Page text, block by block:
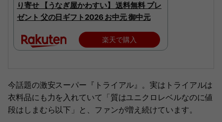
り寄せ 【うなぎ屋かわすい】 送料無料 プレ
ゼント 父の日ギフト2026 お中元 御中元
楽天で購入
今話題の激安スーパー『トライアル』。実はトライアルは
衣料品にも力を入れていて「質はユニクロレベルなのに値
段はしまむら以下」と、ファンが増え続けています。